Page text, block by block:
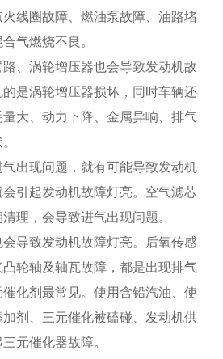
线圈故障、燃油泵故障、油路堵
气燃烧不良。
、涡轮增压器也会导致发动机故
是涡轮增压器损坏，同时车辆还
大、动力下降、金属异响、排气
出现问题，就有可能导致发动机
引起发动机故障灯亮。空气滤芯
理，会导致进气出现问题。
导致发动机故障灯亮。后氧传感
轮轴及轴瓦故障，都是出现排气
化剂最常见。使用含铅汽油、使
剂、三元催化被磕碰、发动机供
元催化器故障。